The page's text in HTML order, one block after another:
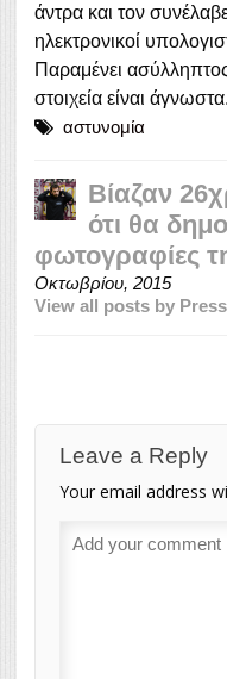
άντρα και τον
ηλεκτρονικοί
Παραμένει
στοιχεία είναι άγνωστα.
αστυνομία
Βίαζαν
ότι θα
φωτογραφίες
Οκτωβρίου, 2015
View all posts by
Leave a Reply
Your email address